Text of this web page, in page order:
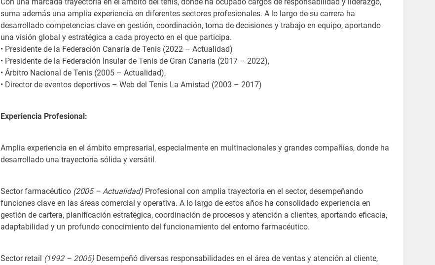
suma además una amplia experiencia en diferentes sectores profesionales. A lo largo de su carrera ha
desarrollado competencias clave en gestión, coordinación, toma de decisiones y trabajo en equipo, aportando
una visión global y estratégica a cada proyecto en el que participa.
• Presidente de la Federación Canaria de Tenis (2022 – Actualidad)
• Presidente de la Federación Insular de Tenis de Gran Canaria (2017 – 2022),
• Árbitro Nacional de Tenis (2005 – Actualidad),
• Director de eventos deportivos – Web del Tenis La Amistad (2003 – 2017)
Experiencia Profesional:
Amplia experiencia en el ámbito empresarial, especialmente en multinacionales y grandes compañías, donde ha
desarrollado una trayectoria sólida y versátil.
Sector farmacéutico (2005 – Actualidad)Profesional con amplia trayectoria en el sector, desempeñando
funciones clave en las áreas comercial y operativa. A lo largo de estos años ha consolidado experiencia en
gestión de cartera, planificación estratégica, coordinación de procesos y atención a clientes, aportando eficacia,
adaptabilidad y un profundo conocimiento del funcionamiento del entorno farmacéutico.
Sector retail (1992 – 2005)Desempeñó diversas responsabilidades en el área de ventas y atención al cliente,